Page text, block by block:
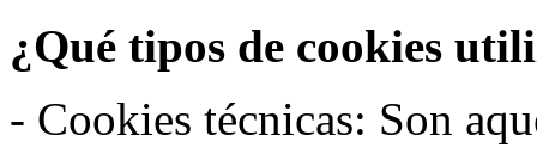
¿Qué tipos de cookies
- Cookies técnicas: Son